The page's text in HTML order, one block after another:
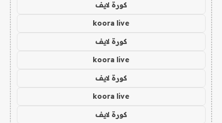
كورة لايف
koora live
كورة لايف
koora live
كورة لايف
koora live
كورة لايف